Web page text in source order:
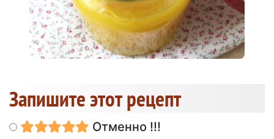
Запишите этот рецепт
Отменно !!!